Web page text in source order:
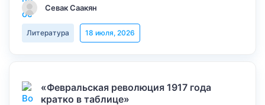
Севак Саакян
Литература 18 июля, 2026
«Февральская революция 1917 года
кратко в таблице»